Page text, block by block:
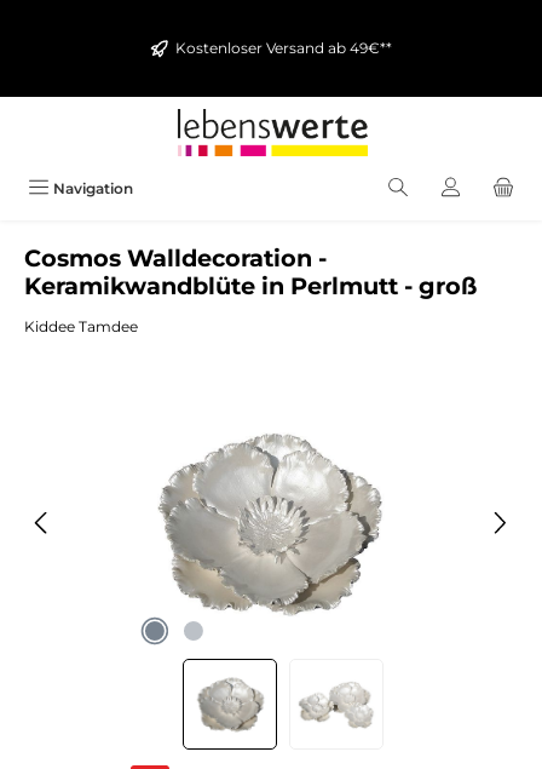
Kostenloser Versand ab 49€**
Navigation
Cosmos Walldecoration -
Keramikwandblüte in Perlmutt - groß
Kiddee Tamdee